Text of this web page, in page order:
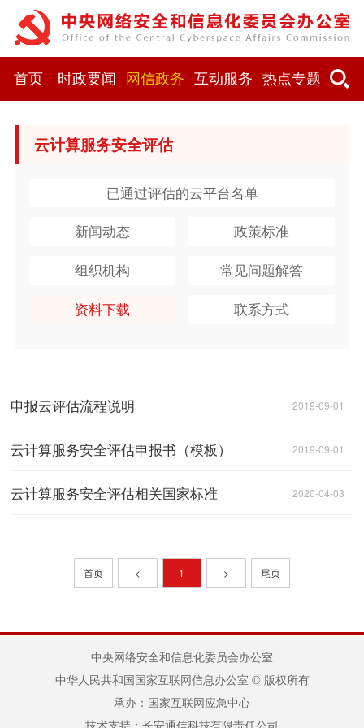
首页 时政要闻 网信政务 互动服务 热点专题
云计算服务安全评估
新闻动态
政策标准
组织机构
已通过评估的云平台名单
常见问题解答
资料下载
联系方式
申报云评估流程说明 2019-09-01
云计算服务安全评估申报书（模板） 2019-09-01
云计算服务安全评估相关国家标准 2020-04-03
首页 < 1 > 尾页
中央网络安全和信息化委员会办公室
中华人民共和国国家互联网信息办公室 © 版权所有
承办：国家互联网应急中心